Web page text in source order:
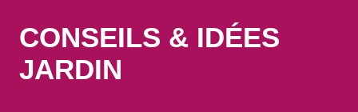
CONSEILS & IDÉES
JARDIN